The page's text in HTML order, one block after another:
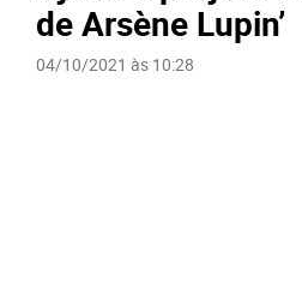
de Arsène Lupin’
04/10/2021 às 10:28